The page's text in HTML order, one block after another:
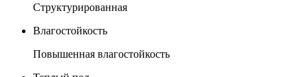
Структурированная
Влагостойкость
Повышенная влагостойкость